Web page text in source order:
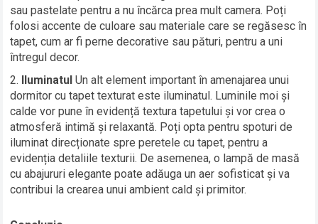
sau pastelate pentru a nu încărca prea mult camera. Poți
folosi accente de culoare sau materiale care se regăsesc în
tapet, cum ar fi perne decorative sau pături, pentru a uni
întregul decor.
Iluminatul Un alt element important în amenajarea unui
dormitor cu tapet texturat este iluminatul. Luminile moi și
calde vor pune în evidență textura tapetului și vor crea o
atmosferă intimă și relaxantă. Poți opta pentru spoturi de
iluminat direcționate spre peretele cu tapet, pentru a
evidenția detaliile texturii. De asemenea, o lampă de masă
cu abajururi elegante poate adăuga un aer sofisticat și va
contribui la crearea unui ambient cald și primitor.